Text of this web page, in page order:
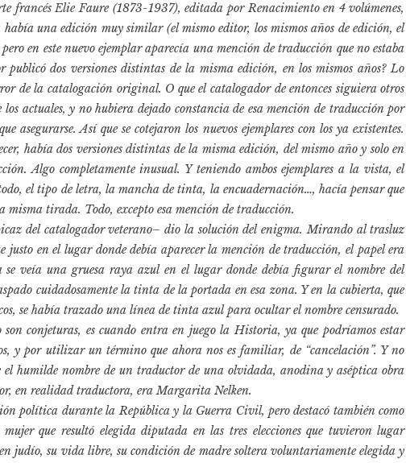
francésElie Faure(1873-1937), editada por Renacimiento en 4 volúmenes,
una edición muy similar (el mismo editor, los mismos años de edición, el
en este nuevo ejemplar aparecía una mención de traducción que no estaba
dos versiones distintas de la misma edición, en los mismos años? Lo
de la catalogación original. O que el catalogador de entonces siguiera otros
actuales, y no hubiera dejado constancia de esa mención de traducción por
asegurarse. Así que se cotejaron los nuevos ejemplares con los ya existentes.
había dos versiones distintas de la misma edición, del mismo año y solo en
Algo completamente inusual. Y teniendo ambos ejemplares a la vista, el
el tipo de letra, la mancha de tinta, la encuadernación…, hacía pensar que
misma tirada. Todo, excepto esa mención de traducción.
del catalogador veterano– dio la solución del enigma. Mirando al trasluz
justo en el lugar donde debía aparecer la mención de traducción, el papel era
se veía una gruesa raya azul en el lugar donde debía figurar el nombre del
cuidadosamente la tinta de la portada en esa zona. Y en la cubierta, que
se había trazado una línea de tinta azul para ocultar el nombre censurado.
conjeturas, es cuando entra en juego la Historia, ya que podríamos estar
y por utilizar un término que ahora nos es familiar, de “cancelación”. Y no
el humilde nombre de un traductor de una olvidada, anodina y aséptica obra
en realidad traductora, era Margarita Nelken.
política durante la República y la Guerra Civil, pero destacó también como
que resultó elegida diputada en las tres elecciones que tuvieron lugar
judío, su vida libre, su condición de madre soltera voluntariamente elegida y